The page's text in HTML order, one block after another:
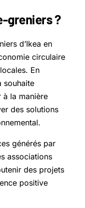
greniers ?
d’Ikea en
circulaire
En
souhaite
à la manière
des solutions
générés par
associations
des projets
positive